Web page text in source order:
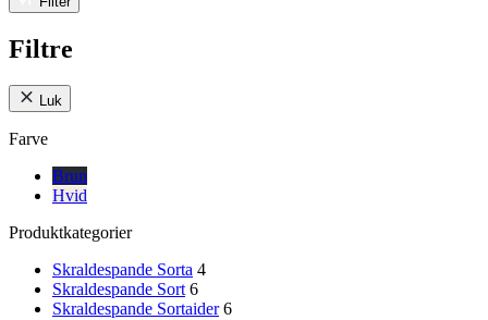
Filtre
Luk
Farve
Brun
Hvid
Produktkategorier
Skraldespande Sorta 4
Skraldespande Sort 6
Skraldespande Sortaider 6